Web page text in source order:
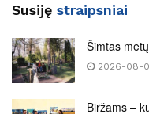
Susiję straipsniai
Šimtas
2026-08-
Biržams –